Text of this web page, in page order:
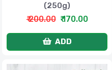
(250g)
₹ 200.00 ₹ 170.00
ADD